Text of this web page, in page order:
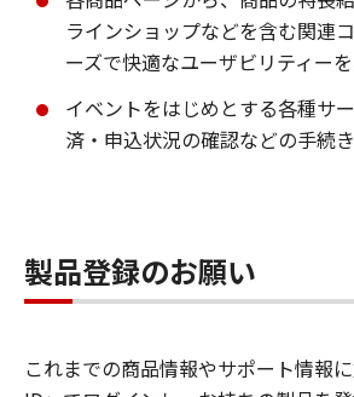
ラインショップなどを含む関連
ーズで快適なユーザビリティー
イベントをはじめとする各種サ
済・申込状況の確認などの手続
製品登録のお願い
これまでの商品情報やサポート情報